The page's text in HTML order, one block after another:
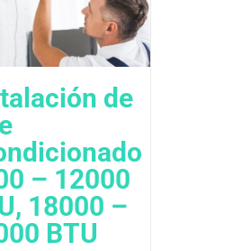
de
– 12000
18000 –
BTU